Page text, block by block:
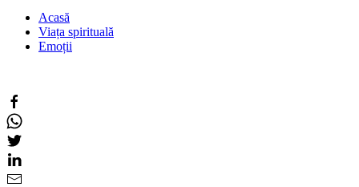
Acasă
Viața spirituală
Emoții